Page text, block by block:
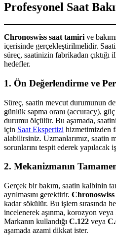
Profesyonel Saat
Chronoswiss saat tamiri ve
içerisinde gerçekleştirilmelidir.
süreç, saatinizin fabrikadan
hedefler.
1. Ön Değerlendirme ve
Süreç, saatin mevcut durumunun
günlük sapma oranı (accuracy),
durumu ölçülür. Bu aşamada,
için Saat Ekspertizi hizmetimizden
alabilirsiniz. Uzmanlarımız, saatin
sorunlarını tespit ederek yapılacak
2. Mekanizmanın
Gerçek bir bakım, saatin kalbinin
ayrılmasını gerektirir. Chronoswiss
kadar sökülür. Bu işlem sırasında
incelenerek aşınma, korozyon veya
Markanın kullandığı C.122 veya
aşamada azami dikkat ister.